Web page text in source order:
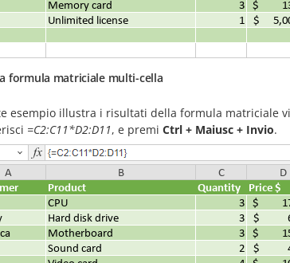
formula matriciale multi-cella
esempio illustra i risultati della formula matriciale
=C2:C11*D2:D11, e premi Ctrl + Maiusc + Invio.